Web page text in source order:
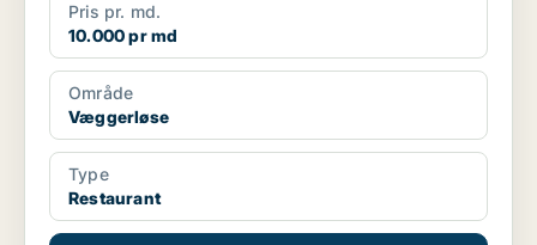
Pris pr. md.
10.000 pr md
Område
Væggerløse
Type
Restaurant